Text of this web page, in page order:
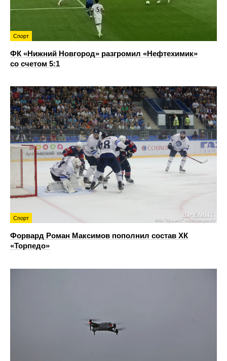
Спорт
ФК «Нижний Новгород» разгромил «Нефтехимик»
со счетом 5:1
Спорт
Форвард Роман Максимов пополнил состав ХК
«Торпедо»